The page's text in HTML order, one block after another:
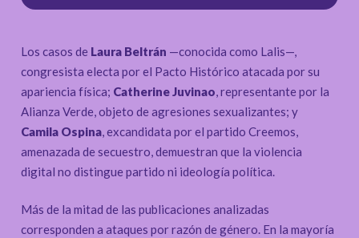
Los casos de Laura Beltrán —conocida como Lalis—,
congresista electa por el Pacto Histórico atacada por su
apariencia física; Catherine Juvinao, representante por la
Alianza Verde, objeto de agresiones sexualizantes; y
Camila Ospina, excandidata por el partido Creemos,
amenazada de secuestro, demuestran que la violencia
digital no distingue partido ni ideología política.
Más de la mitad de las publicaciones analizadas
corresponden a ataques por razón de género. En la mayoría